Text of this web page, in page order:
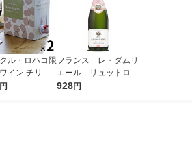
クル・ロハコ限
イン チリ サ
ーナ BIB カ
円
フランス レ・ダムリ
エール リュットロゼ
スパークリングワイ
928円